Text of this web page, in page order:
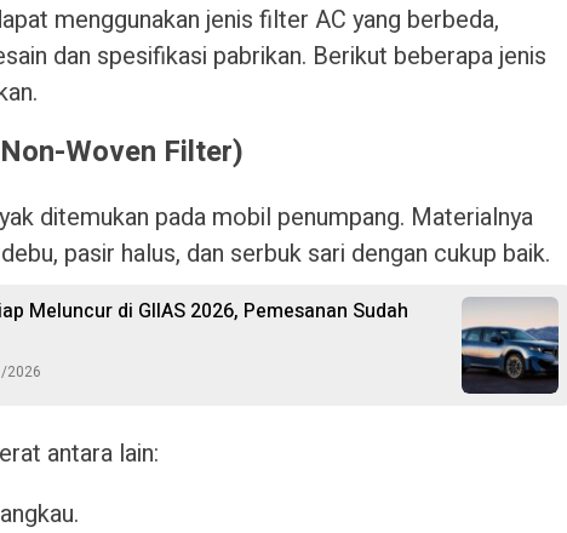
menggunakan jenis filter AC yang berbeda,
dan spesifikasi pabrikan. Berikut beberapa jenis
Woven Filter)
ditemukan pada mobil penumpang. Materialnya
pasir halus, dan serbuk sari dengan cukup baik.
Meluncur di GIIAS 2026, Pemesanan Sudah
2026
antara lain: